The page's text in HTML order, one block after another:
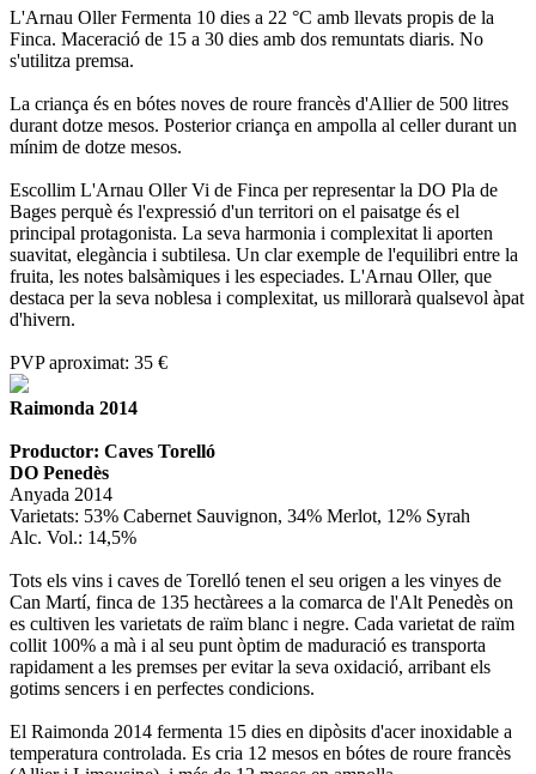
L'Arnau Oller Fermenta 10 dies a 22 °C amb llevats propis de la
Finca. Maceració de 15 a 30 dies amb dos remuntats diaris. No
s'utilitza premsa.
La criança és en bótes noves de roure francès d'Allier de 500 litres
durant dotze mesos. Posterior criança en ampolla al celler durant un
mínim de dotze mesos.
Escollim L'Arnau Oller Vi de Finca per representar la DO Pla de
Bages perquè és l'expressió d'un territori on el paisatge és el
principal protagonista. La seva harmonia i complexitat li aporten
suavitat, elegància i subtilesa. Un clar exemple de l'equilibri entre la
fruita, les notes balsàmiques i les especiades. L'Arnau Oller, que
destaca per la seva noblesa i complexitat, us millorarà qualsevol àpat
d'hivern.
PVP aproximat: 35 €
Raimonda 2014
Productor: Caves Torelló
DO Penedès
Anyada 2014
Varietats: 53% Cabernet Sauvignon, 34% Merlot, 12% Syrah
Alc. Vol.: 14,5%
Tots els vins i caves de Torelló tenen el seu origen a les vinyes de
Can Martí, finca de 135 hectàrees a la comarca de l'Alt Penedès on
es cultiven les varietats de raïm blanc i negre. Cada varietat de raïm
collit 100% a mà i al seu punt òptim de maduració es transporta
rapidament a les premses per evitar la seva oxidació, arribant els
gotims sencers i en perfectes condicions.
El Raimonda 2014 fermenta 15 dies en dipòsits d'acer inoxidable a
temperatura controlada. Es cria 12 mesos en bótes de roure francès